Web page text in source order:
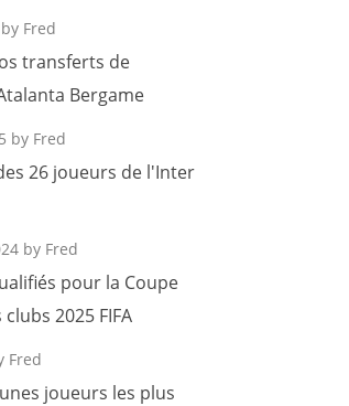
by Fred
transferts de
Bergame
by Fred
26 joueurs de l'Inter
by Fred
pour la Coupe
2025 FIFA
Fred
joueurs les plus